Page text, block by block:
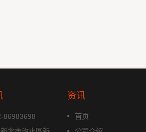
86983698
资讯
首页
MGS-1513-52Q
MGS-1513-52Q 是一款完整的独